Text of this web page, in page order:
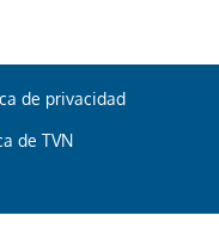
de privacidad
de TVN